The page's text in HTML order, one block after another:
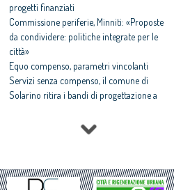
progetti finanziati
Commissione periferie, Minniti: «Proposte
da condividere: politiche integrate per le
città»
Equo compenso, parametri vincolanti
Servizi senza compenso, il comune di
Solarino ritira i bandi di progettazione a
All'architettura rispettosa dello studio
caravatti_caravatti il Premio architetto
Assegnati premi Architetto italiano e
Giovane talento 2017